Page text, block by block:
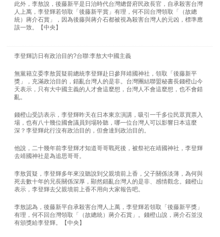
此外，李敖說，後藤新平是日治時代台灣總督府民政長官，自承殺害台灣
人上萬，李登輝若領取「後藤新平賞」有理，何不回台灣領取「（故總
統）蔣介石賞」，因為後藤與蔣介石都被視為殺害台灣人的元凶，標準應
該一致。【中央】
李登輝訪日有政治目的?台聯:李敖大中國主義
無黨籍立委李敖質疑前總統李登輝赴日參拜靖國神社，領取「後藤新平
獎」，充滿政治目的，錯亂台灣人的是非。台灣團結聯盟秘書長錢橙山今
天表示，只有大中國主義的人才會這麼想，台灣人不會這麼想，也不會錯
亂。
錢橙山受訪表示，李登輝昨天在日本東京演講，吸引一千多位民眾買票入
場，也有八十幾位國會議員到場聆聽，哪一位台灣人可以影響日本這麼
深？李登輝此行沒有政治目的，但會達到政治目的。
他說，二十幾年前李登輝才知道哥哥戰死後，被祭祀在靖國神社，李登輝
去靖國神社是為追思哥哥。
李敖質疑，李登輝多年來沒聽說到父親墳前上香，父子關係淡薄，為何與
死去數十年的兄長關係深厚，顯然錯亂台灣人的是非、感情觀念。錢橙山
表示，李登輝去父親墳前上香不用向大家報告吧。
李敖認為，後藤新平自承殺害台灣人上萬，李登輝若領取「後藤新平獎」
有理，何不回台灣領取「（故總統）蔣介石賞」。錢橙山說，蔣介石並沒
有頒獎給李登輝。【中央】